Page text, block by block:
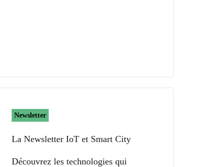
Newsletter
La Newsletter IoT et Smart City​
Découvrez les technologies qui